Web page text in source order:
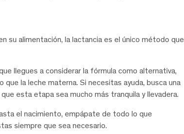
su alimentación, la lactancia es el único método que
llegues a considerar la fórmula como alternativa,
la leche materna. Si necesitas ayuda, busca una
esta etapa sea mucho más tranquila y llevadera.
el nacimiento, empápate de todo lo que
siempre que sea necesario.